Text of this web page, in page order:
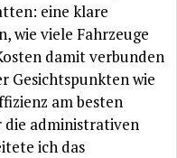
eine klare
wie viele Fahrzeuge
damit verbunden
Gesichtspunkten wie
am besten
die administrativen
ich das